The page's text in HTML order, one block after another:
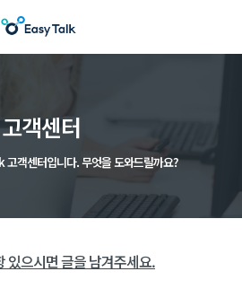
고객센터
고객센터입니다.무엇을 도와드릴까요?
있으시면 글을 남겨주세요.